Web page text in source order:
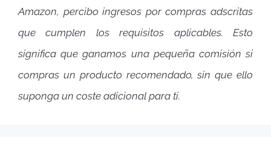
Amazon, percibo ingresos por compras adscritas
que cumplen los requisitos aplicables. Esto
significa que ganamos una pequeña comisión si
compras un producto recomendado, sin que ello
suponga un coste adicional para ti.